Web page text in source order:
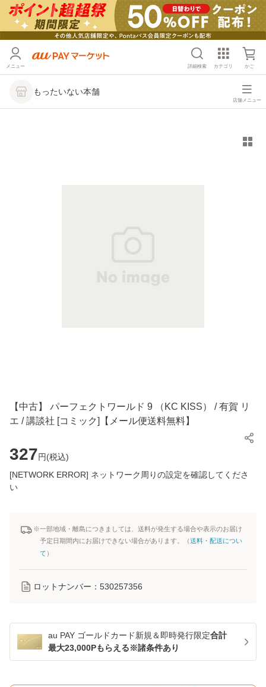
メニュー 詳細検索 カテゴリ かご
もったいない本舗
店舗メニュー
【中古】 パーフェクトワールド 9 （KC KISS） / 有賀 リ
エ / 講談社 [コミック]【メール便送料無料】
327円(税込)
[NETWORK ERROR] ネットワーク周りの設定を確認してくださ
い
※一部地域・離島につきましては、送料が発生する場合や表示のお届け
予定日期間内にお届けできない場合があります。（送料・配送につい
て ）
ロットナンバー： 530257356
au PAY ゴールドカード新規＆即時発行限定合計
最大23,000Pもらえる※諸条件あり